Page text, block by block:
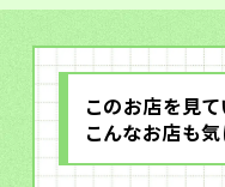
このお店を見
こんなお店も